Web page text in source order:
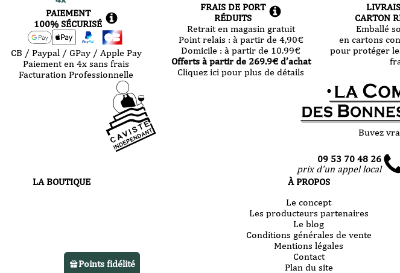
PAIEMENT
100% SÉCURISÉ
CB / Paypal / GPay / Apple Pay
Paiement en 4x sans frais
Facturation Professionnelle
FRAIS DE PORT
RÉDUITS
Retrait en magasin gratuit
Point relais : à partir de 4,90€
Domicile :à partir de 10.99€
Offerts à partir de 269.9€ d’achat
Cliquez ici pour plus de détails
CARTON
Emballé
en cartons
pour protéger
Buvez
09 53 70 48 26
prix d'un appel local
LA BOUTIQUE
de 10h à 13h
et de 14h à 22h
À PROPOS
Le concept
Les producteurs partenaires
Le blog
Conditions générales de vente
Mentions légales
Contact
Plan du site
Points fidélité